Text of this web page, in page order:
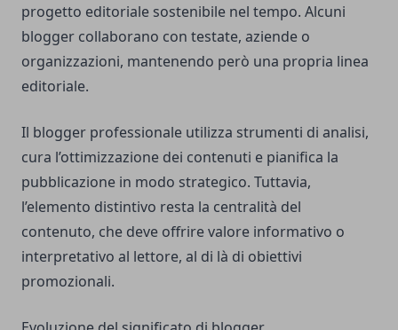
progetto editoriale sostenibile nel tempo. Alcuni
blogger collaborano con testate, aziende o
organizzazioni, mantenendo però una propria linea
editoriale.
Il blogger professionale utilizza strumenti di analisi,
cura l’ottimizzazione dei contenuti e pianifica la
pubblicazione in modo strategico. Tuttavia,
l’elemento distintivo resta la centralità del
contenuto, che deve offrire valore informativo o
interpretativo al lettore, al di là di obiettivi
promozionali.